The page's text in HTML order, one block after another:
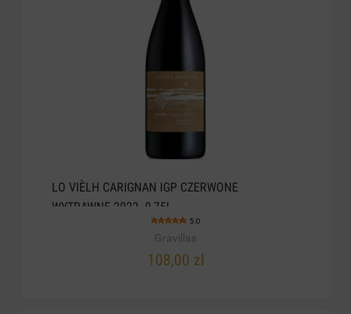
LO VIÈLH CARIGNAN IGP CZERWONE
WYTRAWNE 2022. 0,75L
5.0
Gravillas
108,00 zł